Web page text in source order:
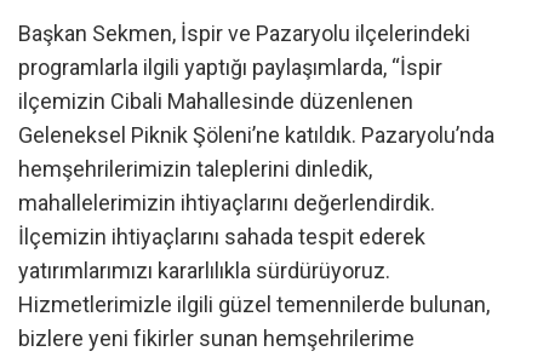
Başkan Sekmen, İspir ve Pazaryolu ilçelerindeki
programlarla ilgili yaptığı paylaşımlarda, “İspir
ilçemizin Cibali Mahallesinde düzenlenen
Geleneksel Piknik Şöleni’ne katıldık. Pazaryolu’nda
hemşehrilerimizin taleplerini dinledik,
mahallelerimizin ihtiyaçlarını değerlendirdik.
İlçemizin ihtiyaçlarını sahada tespit ederek
yatırımlarımızı kararlılıkla sürdürüyoruz.
Hizmetlerimizle ilgili güzel temennilerde bulunan,
bizlere yeni fikirler sunan hemşehrilerime